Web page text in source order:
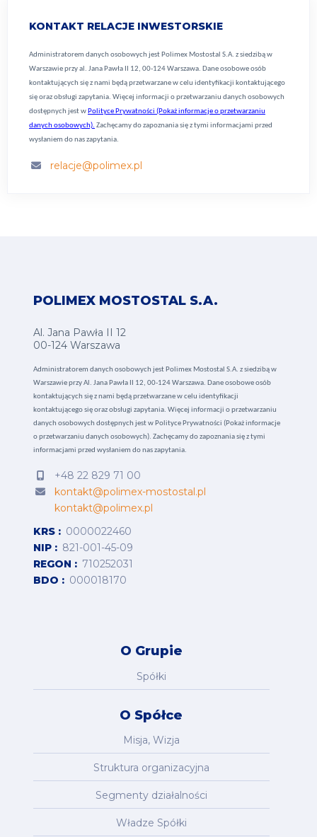
KONTAKT RELACJE INWESTORSKIE
Administratorem danych osobowych jest Polimex Mostostal S.A. z siedzibą w
Warszawie przy al. Jana Pawła II 12, 00-124 Warszawa. Dane osobowe osób
kontaktujących się z nami będą przetwarzane w celu identyfikacji kontaktującego
się oraz obsługi zapytania. Więcej informacji o przetwarzaniu danych osobowych
dostępnych jest w Polityce Prywatności (Pokaż informacje o przetwarzaniu
danych osobowych). Zachęcamy do zapoznania się z tymi informacjami przed
wysłaniem do nas zapytania.
relacje@polimex.pl
POLIMEX MOSTOSTAL S.A.
Al. Jana Pawła II 12
00-124 Warszawa
Administratorem danych osobowych jest Polimex Mostostal S.A. z siedzibą w
Warszawie przy Al. Jana Pawła II 12, 00-124 Warszawa. Dane osobowe osób
kontaktujących się z nami będą przetwarzane w celu identyfikacji
kontaktującego się oraz obsługi zapytania. Więcej informacji o przetwarzaniu
danych osobowych dostępnych jest w Polityce Prywatności (Pokaż informacje
o przetwarzaniu danych osobowych). Zachęcamy do zapoznania się z tymi
informacjami przed wysłaniem do nas zapytania.
+48 22 829 71 00
kontakt@polimex-mostostal.pl
kontakt@polimex.pl
KRS
0000022460
NIP
821-001-45-09
REGON
710252031
BDO
000018170
O Grupie
Spółki
O Spółce
Misja, Wizja
Struktura organizacyjna
Segmenty działalności
Władze Spółki